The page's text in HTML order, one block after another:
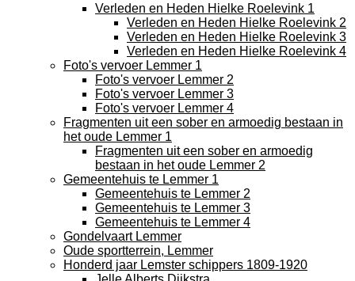
Verleden en Heden Hielke Roelevink 1
Verleden en Heden Hielke Roelevink 2
Verleden en Heden Hielke Roelevink 3
Verleden en Heden Hielke Roelevink 4
Foto's vervoer Lemmer 1
Foto's vervoer Lemmer 2
Foto's vervoer Lemmer 3
Foto's vervoer Lemmer 4
Fragmenten uit een sober en armoedig bestaan in
het oude Lemmer 1
Fragmenten uit een sober en armoedig
bestaan in het oude Lemmer 2
Gemeentehuis te Lemmer 1
Gemeentehuis te Lemmer 2
Gemeentehuis te Lemmer 3
Gemeentehuis te Lemmer 4
Gondelvaart Lemmer
Oude sportterrein, Lemmer
Honderd jaar Lemster schippers 1809-1920